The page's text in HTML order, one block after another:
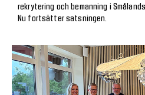
rekrytering och bemanning i
Nu fortsätter satsningen.